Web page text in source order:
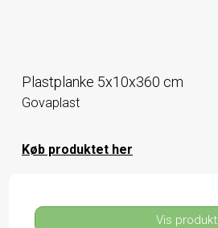
Plastplanke 5x10x360 cm
Govaplast
Køb produktet her
Vis produkt